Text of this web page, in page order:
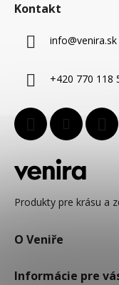
Kontakt
info@venira.sk
+420 770 118
Produkty pre krásu a
O Veniře
Informácie pre